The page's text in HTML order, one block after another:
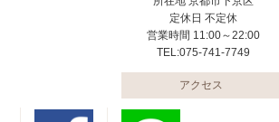
定休日 不定休
営業時間 11:00～22:00
TEL:075-741-7749
アクセス